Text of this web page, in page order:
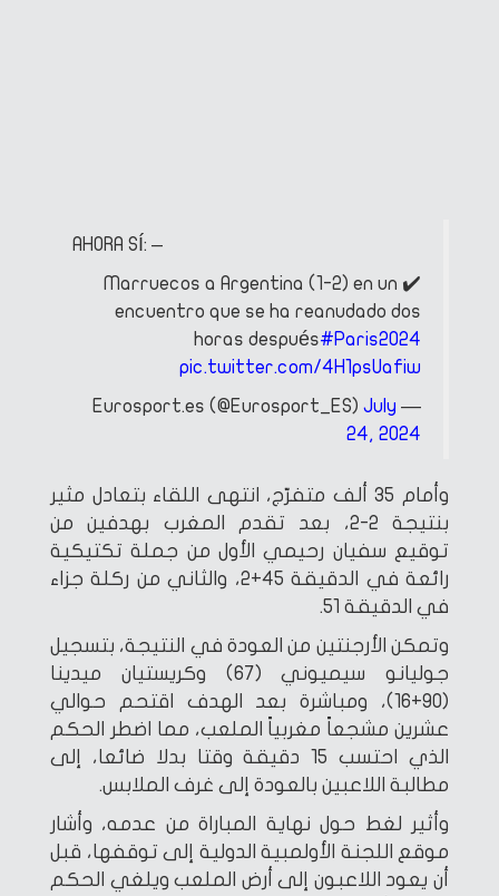
AHORA SÍ: –
✔️ Marruecos a Argentina (1-2) en un
encuentro que se ha reanudado dos
horas después#Paris2024
pic.twitter.com/4H1psUafiw
— Eurosport.es (@Eurosport_ES)
July
24, 2024
وأمام 35 ألف متفرّج، انتهى اللقاء بتعادل مثير
بنتيجة 2-2، بعد تقدم المغرب بهدفين من
توقيع سفيان رحيمي الأول من جملة تكتيكية
رائعة في الدقيقة 45+2، والثاني من ركلة جزاء
في الدقيقة 51.
وتمكن الأرجنتين من العودة في النتيجة، بتسجيل
جوليانو سيميوني (67) وكريستيان ميدينا
(90+16)، ومباشرة بعد الهدف اقتحم حوالي
عشرين مشجعاً مغربياً الملعب، مما اضطر الحكم
الذي احتسب 15 دقيقة وقتا بدلا ضائعا، إلى
مطالبة اللاعبين بالعودة إلى غرف الملابس.
وأثير لغط حول نهاية المباراة من عدمه، وأشار
موقع اللجنة الأولمبية الدولية إلى توقفها، قبل
أن يعود اللاعبون إلى أرض الملعب ويلغي الحكم